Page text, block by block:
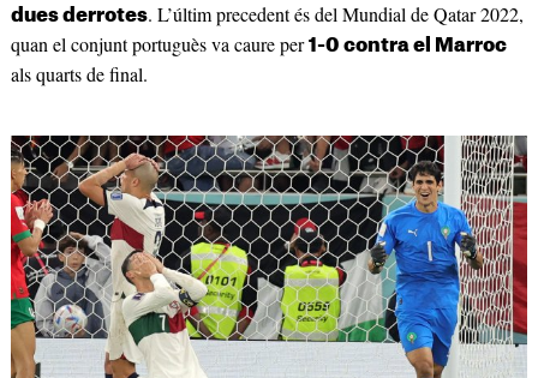
dues derrotes. L’últim precedent és del Mundial de Qatar 2022,
quan el conjunt portuguès va caure per1-0 contra el Marroc
als quarts de final.